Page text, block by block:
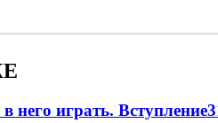
него играть. Вступление3